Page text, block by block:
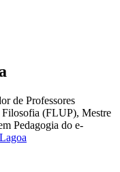
de Professores
(FLUP), Mestre
Pedagogia do e-